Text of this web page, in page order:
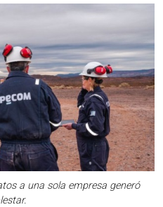
a una sola empresa generó